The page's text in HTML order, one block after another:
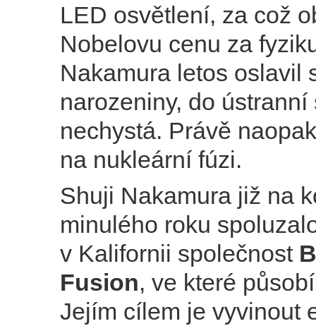
LED osvětlení, za což
Nobelovu cenu za
Nakamura letos oslavil
narozeniny, do ústranní
nechystá. Právě
na nukleární fúzi.
Shuji Nakamura již na
minulého roku
v Kalifornii společnost
Fusion, ve které
Jejím cílem je vyvinout